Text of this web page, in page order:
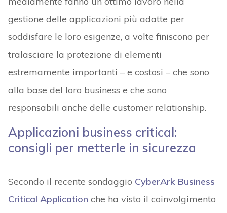
gestione delle applicazioni più adatte per
soddisfare le loro esigenze, a volte finiscono per
tralasciare la protezione di elementi
estremamente importanti – e costosi – che sono
alla base del loro business e che sono
responsabili anche delle customer relationship.
Applicazioni business critical:
consigli per metterle in sicurezza
Secondo il recente sondaggio CyberArk Business
Critical Application che ha visto il coinvolgimento